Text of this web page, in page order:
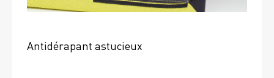
Antidérapant astucieux